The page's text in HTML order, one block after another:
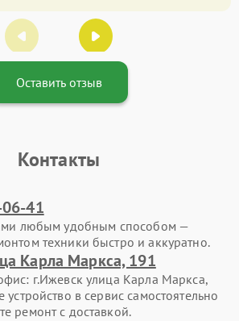
Оставить отзыв
Контакты
41
любым удобным способом —
техники быстро и аккуратно.
Карла Маркса, 191
г.Ижевск улица Карла Маркса,
устройство в сервис самостоятельно
ремонт с доставкой.